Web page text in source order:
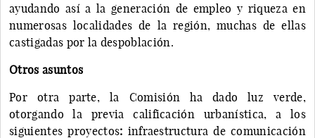
ayudando así a la generación de empleo y riqueza en
numerosas localidades de la región, muchas de ellas
castigadas por la despoblación.
Otros asuntos
Por otra parte, la Comisión ha dado luz verde,
otorgando la previa calificación urbanística, a los
siguientes proyectos: infraestructura de comunicación